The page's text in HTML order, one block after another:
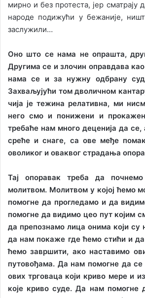
мирно и без протеста, јер сматрају
народе подижући у бежаније,
заслужили…
Оно што се нама не опрашта,
Другима се и злочин оправдава
нама се и за нужну одбрану
Захваљујући том дволичном
чија је тежина релативна, ми
него смо и понижени и
требаће нам много деценија да
среће и снаге, са ове међе
оволиког и оваквог страдања
Тај опоравак треба да
молитвом. Молитвом у којој ћемо
помогне да прогледамо и да
помогне да видимо цео пут којим
да препознамо лица онима који су
да нам покаже где ћемо стићи и
ћемо завршити, ако наставимо
путовођама. Да нам помогне да се
ових трговаца који криво мере и
које криво суде. Да нам помогне